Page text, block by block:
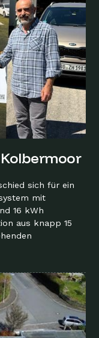
sich für ein
mit
16 kWh
aus knapp 15